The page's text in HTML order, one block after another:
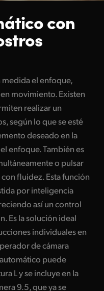
con
medida el enfoque,
movimiento. Existen
realizar un
según lo que se esté
deseado en la
enfoque. También es
o pulsar
fluidez. Esta función
por inteligencia
así un control
Es la solución ideal
individuales en
de cámara
puede
L y se incluye en la
9.5, que ya se